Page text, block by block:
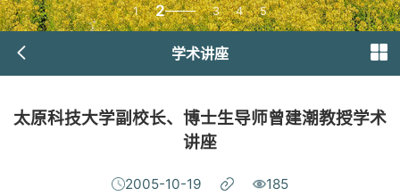
1 2 3 4 5
学术讲座
太原科技大学副校长、博士生导师曾建潮教授学术
讲座
2005-10-19 185